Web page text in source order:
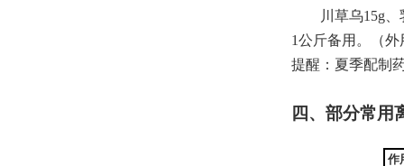
川草乌15g
1公斤备用。（
提醒：夏季配制
四 、部分常用
作